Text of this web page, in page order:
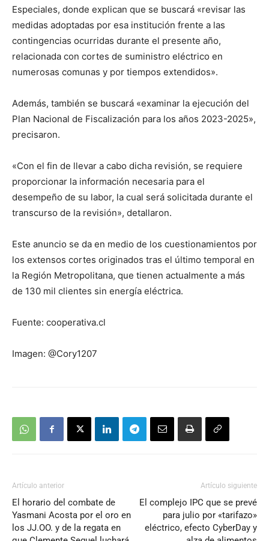
Especiales, donde explican que se buscará «revisar las
medidas adoptadas por esa institución frente a las
contingencias ocurridas durante el presente año,
relacionada con cortes de suministro eléctrico en
numerosas comunas y por tiempos extendidos».
Además, también se buscará «examinar la ejecución del
Plan Nacional de Fiscalización para los años 2023-2025»,
precisaron.
«Con el fin de llevar a cabo dicha revisión, se requiere
proporcionar la información necesaria para el
desempeño de su labor, la cual será solicitada durante el
transcurso de la revisión», detallaron.
Este anuncio se da en medio de los cuestionamientos por
los extensos cortes originados tras el último temporal en
la Región Metropolitana, que tienen actualmente a más
de 130 mil clientes sin energía eléctrica.
Fuente: cooperativa.cl
Imagen: @Cory1207
Artículo anterior
El horario del combate de
Yasmani Acosta por el oro en
los JJ.OO. y de la regata en
Artículo siguiente
El complejo IPC que se prevé
para julio por «tarifazo»
eléctrico, efecto CyberDay y